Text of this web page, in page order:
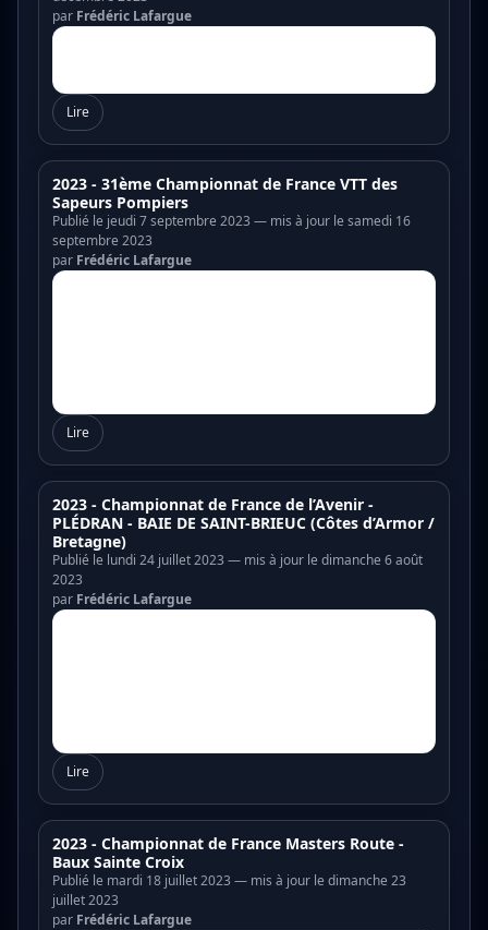
par Frédéric Lafargue
Lire
2023 - 31ème Championnat de France VTT des
Sapeurs Pompiers
Publié le jeudi 7 septembre 2023 — mis à jour le samedi 16
septembre 2023
par Frédéric Lafargue
Lire
2023 - Championnat de France de l’Avenir -
PLÉDRAN - BAIE DE SAINT-BRIEUC (Côtes d’Armor /
Bretagne)
Publié le lundi 24 juillet 2023 — mis à jour le dimanche 6 août
2023
par Frédéric Lafargue
Lire
2023 - Championnat de France Masters Route -
Baux Sainte Croix
Publié le mardi 18 juillet 2023 — mis à jour le dimanche 23
juillet 2023
par Frédéric Lafargue